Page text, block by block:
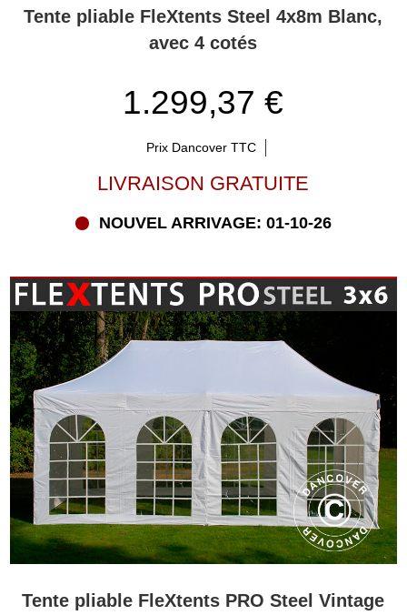
Tente pliable FleXtents Steel 4x8m Blanc,
avec 4 cotés
1.299,37 €
Prix Dancover TTC
LIVRAISON GRATUITE
NOUVEL ARRIVAGE: 01-10-26
Tente pliable FleXtents PRO Steel Vintage